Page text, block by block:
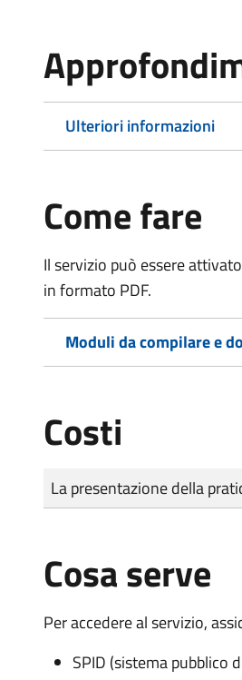
Ulteriori informazioni
Come fare
Il servizio può essere
in formato PDF.
Moduli da compilare e
Costi
Tipo di pagamento
Importo
La presentazione della
Cosa serve
Per accedere al servizio,
SPID (sistema pubblico